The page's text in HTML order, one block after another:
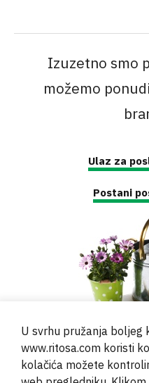
Izuzetno smo
možemo
Ulaz za
Postani
U svrhu pružanja boljeg
www.ritosa.com koristi
kolačića možete